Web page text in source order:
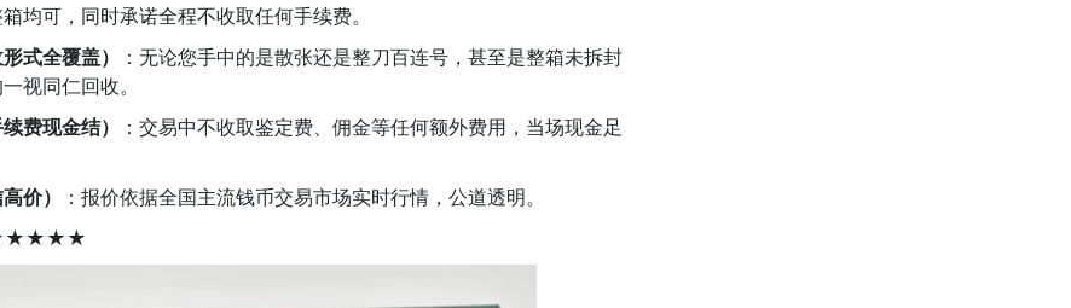
均可，同时承诺全程不收取任何手续费。
式全覆盖）
：无论您手中的是散张还是整刀百连号，甚至是整箱未拆封
一视同仁回收。
费现金结）
：交易中不收取鉴定费、佣金等任何额外费用，当场现金足
价）
：报价依据全国主流钱币交易市场实时行情，公道透明。